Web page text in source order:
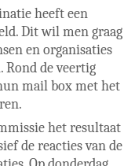
heeft een
Dit wil men graag
en organisaties
de veertig
mail box met het
het resultaat
de reacties van de